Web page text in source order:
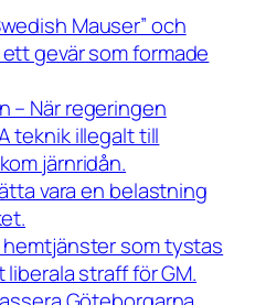
Mauser” och
gevär som formade
– När regeringen
teknik illegalt till
järnridån.
vara en belastning
som tystas
straff för GM.